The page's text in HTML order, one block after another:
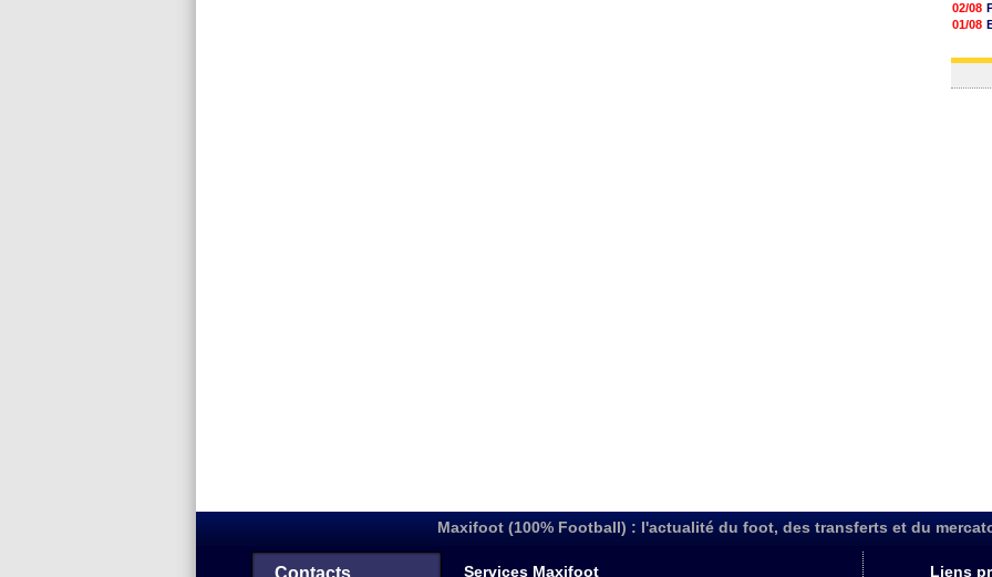
02/08
01/08
03/08
Maxifoot (100% Football) : l'actualité du foot, des transferts et du
Contacts Services Maxifoot Liens